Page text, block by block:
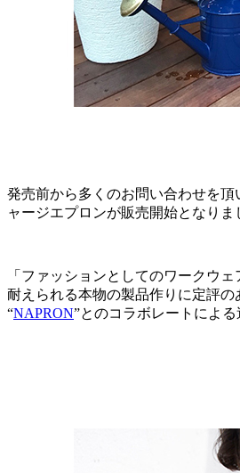
発売前から多くのお問い合わせを
ャージエプロンが販売開始となりま
「ファッションとしてのワークウ
耐えられる本物の製品作りに定評の
“NAPRON”とのコラボレートによる